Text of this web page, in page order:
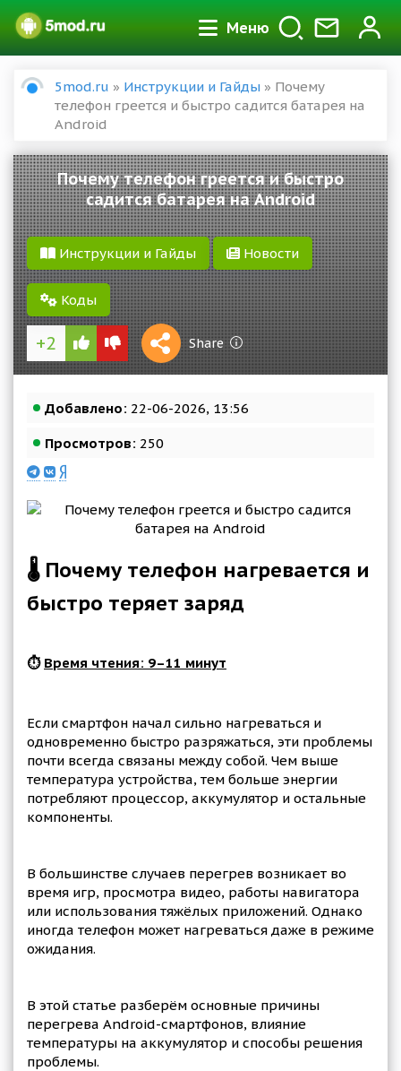
Меню
5mod.ru » Инструкции и Гайды » Почему
телефон греется и быстро садится батарея на
Android
Почему телефон греется и быстро
садится батарея на Android
Инструкции и Гайды Новости
Коды
+2 Share
Reward
1 S
Добавлено: 22-06-2026, 13:56
Просмотров: 250
🌡️ Почему телефон нагревается и
быстро теряет заряд
⏱️ Время чтения: 9–11 минут
Если смартфон начал сильно нагреваться и
одновременно быстро разряжаться, эти проблемы
почти всегда связаны между собой. Чем выше
температура устройства, тем больше энергии
потребляют процессор, аккумулятор и остальные
компоненты.
В большинстве случаев перегрев возникает во
время игр, просмотра видео, работы навигатора
или использования тяжёлых приложений. Однако
иногда телефон может нагреваться даже в режиме
ожидания.
В этой статье разберём основные причины
перегрева Android-смартфонов, влияние
температуры на аккумулятор и способы решения
проблемы.